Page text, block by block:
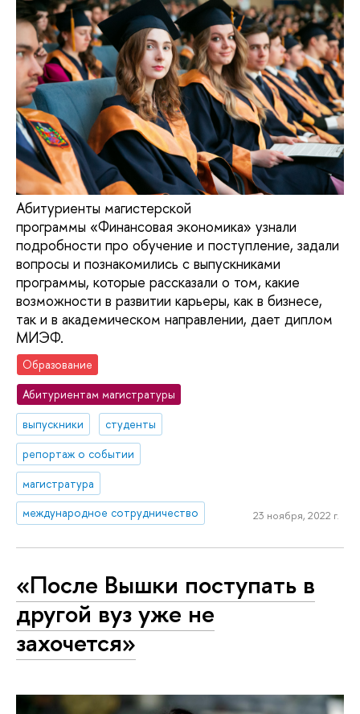
Абитуриенты магистерской
программы «Финансовая экономика» узнали
подробности про обучение и поступление, задали
вопросы и познакомились с выпускниками
программы, которые рассказали о том, какие
возможности в развитии карьеры, как в бизнесе,
так и в академическом направлении, дает диплом
МИЭФ.
Образование
Абитуриентам магистратуры
выпускники
студенты
репортаж о событии
магистратура
международное сотрудничество
23 ноября, 2022 г.
«После Вышки поступать в
другой вуз уже не
захочется»